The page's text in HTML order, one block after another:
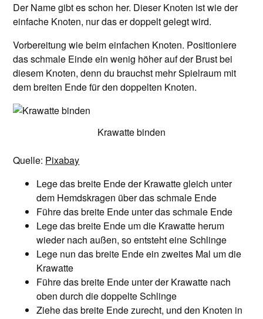
Der Name gibt es schon her. Dieser Knoten ist wie der
einfache Knoten, nur das er doppelt gelegt wird.
Vorbereitung wie beim einfachen Knoten. Positioniere
das schmale Einde ein wenig höher auf der Brust bei
diesem Knoten, denn du brauchst mehr Spielraum mit
dem breiten Ende für den doppelten Knoten.
Krawatte binden
Quelle: Pixabay
Lege das breite Ende der Krawatte gleich unter
dem Hemdskragen über das schmale Ende
Führe das breite Ende unter das schmale Ende
Lege das breite Ende um die Krawatte herum
wieder nach außen, so entsteht eine Schlinge
Lege nun das breite Ende ein zweites Mal um die
Krawatte
Führe das breite Ende unter der Krawatte nach
oben durch die doppelte Schlinge
Ziehe das breite Ende zurecht, und den Knoten in